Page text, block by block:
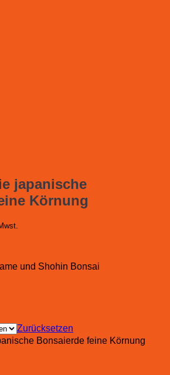
japanische
Körnung
und Shohin Bonsai
Zurücksetzen
Bonsaierde feine Körnung